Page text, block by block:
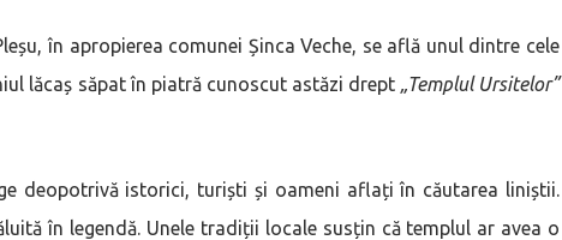
în apropierea comunei Șinca Veche, se află unul dintre cele
lăcaș săpat în piatră cunoscut astăzi drept „Templul Ursitelor”
deopotrivă istorici, turiști și oameni aflați în căutarea liniștii.
în legendă. Unele tradiții locale susțin că templul ar avea o